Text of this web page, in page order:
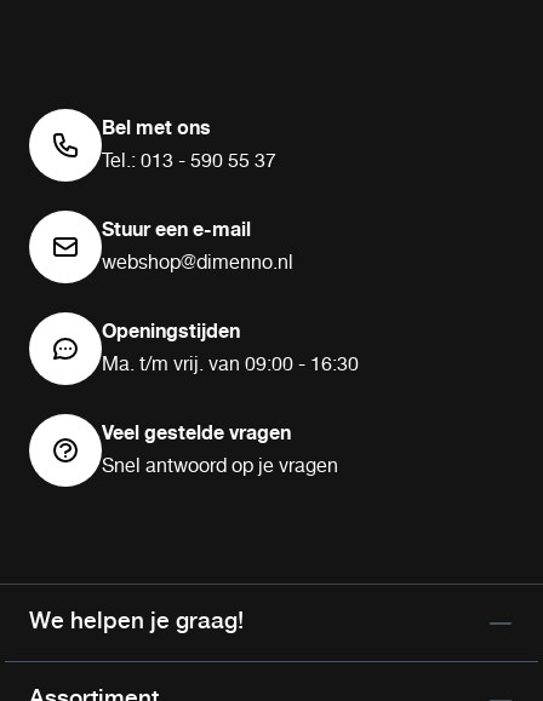
Bel met ons
Tel.: 013 - 590 55 37
Stuur een e-mail
webshop@dimenno.nl
Openingstijden
Ma. t/m vrij. van 09:00 - 16:30
Veel gestelde vragen
Snel antwoord op je vragen
We helpen je graag!